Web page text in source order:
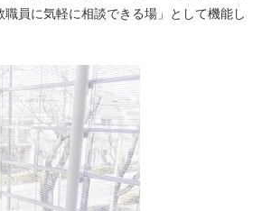
職員に気軽に相談できる場」として機能し